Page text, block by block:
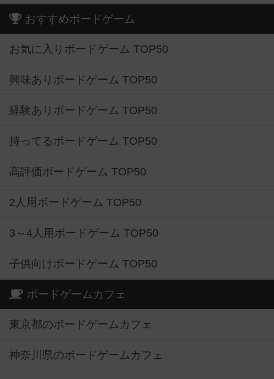
おすすめボードゲーム
お気に入りボードゲーム TOP50
興味ありボードゲーム TOP50
経験ありボードゲーム TOP50
持ってるボードゲーム TOP50
高評価ボードゲーム TOP50
2人用ボードゲーム TOP50
3～4人用ボードゲーム TOP50
子供向けボードゲーム TOP50
ボードゲームカフェ
東京都のボードゲームカフェ
神奈川県のボードゲームカフェ